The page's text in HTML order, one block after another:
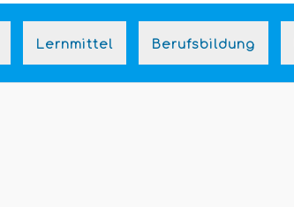
Lernmittel Berufsbildung